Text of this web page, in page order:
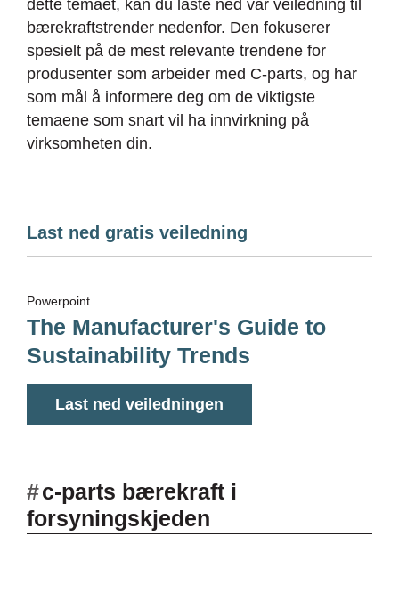
dette temaet, kan du laste ned vår veiledning til
bærekraftstrender nedenfor. Den fokuserer
spesielt på de mest relevante trendene for
produsenter som arbeider med C-parts, og har
som mål å informere deg om de viktigste
temaene som snart vil ha innvirkning på
virksomheten din.
Last ned gratis veiledning
Powerpoint
The Manufacturer's Guide to
Sustainability Trends
Last ned veiledningen
#c-parts bærekraft i
forsyningskjeden